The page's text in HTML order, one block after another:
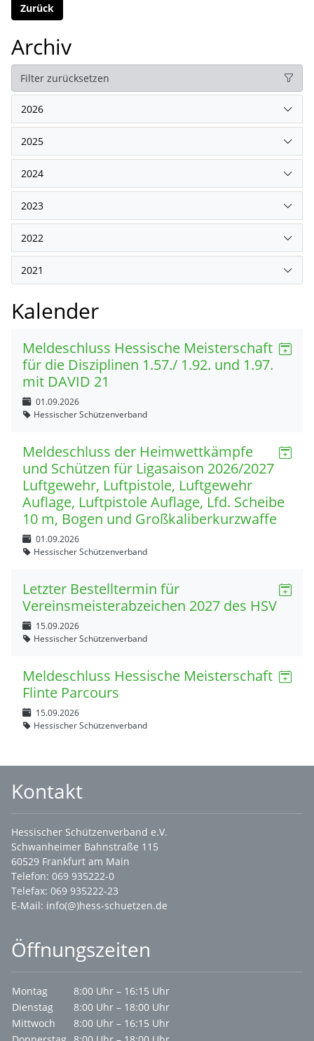
Zurück
Archiv
Filter zurücksetzen
2026
2025
2024
2023
2022
2021
Kalender
Meldeschluss Hessische Meisterschaft
für die Disziplinen 1.57./ 1.92. und 1.97.
mit DAVID 21
01.09.2026
Hessischer Schützenverband
Meldeschluss der Heimwettkämpfe
und Schützen für Ligasaison 2026/2027
Luftgewehr, Luftpistole, Luftgewehr
Auflage, Luftpistole Auflage, Lfd. Scheibe
10 m, Bogen und Großkaliberkurzwaffe
01.09.2026
Hessischer Schützenverband
Letzter Bestelltermin für
Vereinsmeisterabzeichen 2027 des HSV
15.09.2026
Hessischer Schützenverband
Meldeschluss Hessische Meisterschaft
Flinte Parcours
15.09.2026
Hessischer Schützenverband
Kontakt
Hessischer Schützenverband e.V.
Schwanheimer Bahnstraße 115
60529 Frankfurt am Main
Telefon: 069 935222-0
Telefax: 069 935222-23
E-Mail: info(@)hess-schuetzen.de
Öffnungszeiten
Montag
8:00 Uhr – 16:15 Uhr
Dienstag
8:00 Uhr – 18:00 Uhr
Mittwoch
8:00 Uhr – 16:15 Uhr